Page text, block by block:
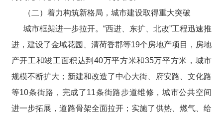
（二）着力构筑新格局，城市建设取得重大突破
城市框架进一步拉开。“西进、东扩、北改”工程迅速推
进，建设了金域花园、清荷香郡等19个房地产项目，房地
产开工和竣工面积达到40万平方米和35万平方米，城市
规模不断扩大；新建和改造了中心大街、府安路、文化路
等10条街路，完成了11条街路步道维修，城市公共空间
进一步拓展，道路骨架全面拉开；实施了供热、燃气、给